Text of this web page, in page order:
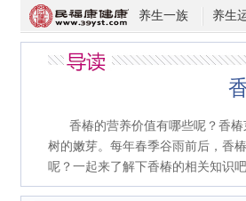
养生一族 养生
香椿的营养价值有哪些呢？香
树的嫩芽。每年春季谷雨前后，香
呢？一起来了解下香椿的相关知识吧